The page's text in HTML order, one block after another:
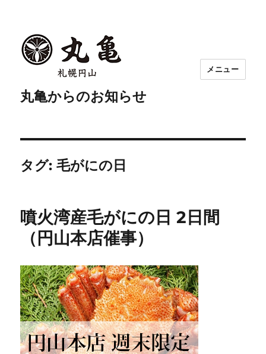
丸亀からのお知らせ
メニュー
タグ:毛がにの日
噴火湾産毛がにの日 2日間
（円山本店催事）